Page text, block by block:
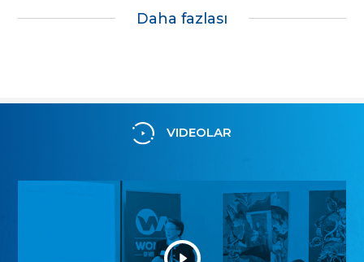
Daha fazlası
VIDEOLAR